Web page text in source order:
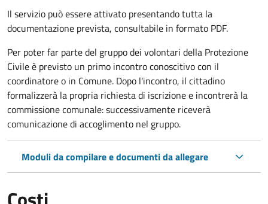
Il servizio può essere attivato presentando tutta la
documentazione prevista, consultabile in formato PDF.
Per poter far parte del gruppo dei volontari della Protezione
Civile è previsto un primo incontro conoscitivo con il
coordinatore o in Comune. Dopo l'incontro, il cittadino
formalizzerà la propria richiesta di iscrizione e incontrerà la
commissione comunale: successivamente riceverà
comunicazione di accoglimento nel gruppo.
Moduli da compilare e documenti da allegare